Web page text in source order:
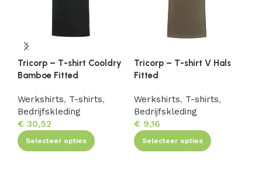
Tricorp – T-shirt Cooldry
Bamboe Fitted
Werkshirts, T-shirts,
Bedrijfskleding
€ 30,52
Selecteer opties
Tricorp – T-shirt V Hals
Fitted
Werkshirts, T-shirts,
Bedrijfskleding
€9,16
Selecteer opties